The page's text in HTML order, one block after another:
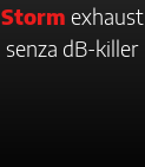
Storm exhaust
senza dB-killer